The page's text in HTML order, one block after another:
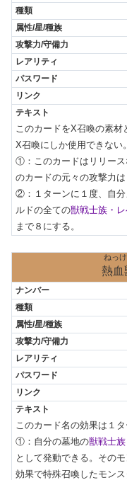
このカードをX召喚の素材
X召喚にしか使用できない。
①：このカードはリリース
のカードの元々の攻撃力は
②：１ターンに１度、自分
ルドの全ての獣戦士族・
まで８にする。
ねっ
熱血
このカード名の効果は１
①：自分の墓地の獣戦士
として発動できる。その
効果で特殊召喚したモン